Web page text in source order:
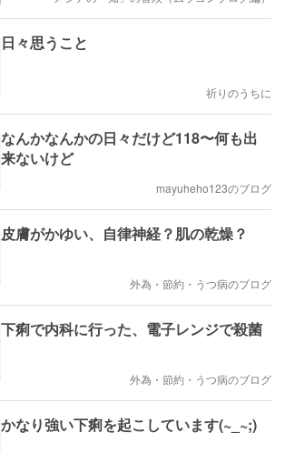
日々思うこと
祈りのうちに
なんかなんかの日々だけど118〜何も出
来ないけど
mayuheho123のブログ
皮膚がかゆい、自律神経？肌の乾燥？
外為・節約・うつ病のブログ
下痢で内科に行った、電子レンジで殺菌
外為・節約・うつ病のブログ
かなり強い下痢を起こしています(~_~;)